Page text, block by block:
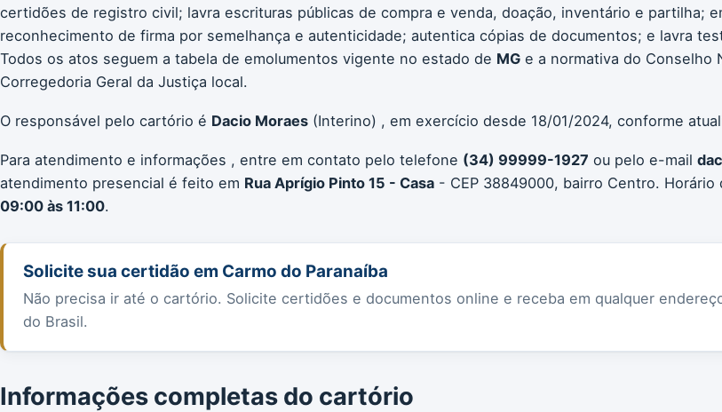
certidões de registro civil; lavra escrituras públicas de compra e venda, doação, inventário e partilha;
reconhecimento de firma por semelhança e autenticidade; autentica cópias de documentos; e lavra
Todos os atos seguem a tabela de emolumentos vigente no estado de MG e a normativa do Conselho
Corregedoria Geral da Justiça local.
O responsável pelo cartório é Dacio Moraes (Interino) , em exercício desde 18/01/2024, conforme
Para atendimento e informações , entre em contato pelo telefone (34) 99999-1927 ou pelo e-mail
atendimento presencial é feito em Rua Aprígio Pinto 15 - Casa - CEP 38849000, bairro Centro. Horário
09:00 às 11:00.
Solicite sua certidão em Carmo do Paranaíba
Não precisa ir até o cartório. Solicite certidões e documentos online e receba em qualquer
do Brasil.
Informações completas do cartório